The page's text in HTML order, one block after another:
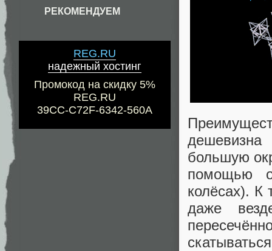
РЕКОМЕНДУЕМ
REG.RU
надежный хостинг
Промокод на скидку 5%
REG.RU
39CC-C72F-6342-560A
большую
помощью
колёсах). К
даже